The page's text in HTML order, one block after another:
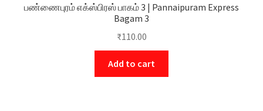
பண்ணைபுரம் எக்ஸ்பிரஸ் பாகம் 3 | Pannaipuram Express
Bagam 3
₹110.00
Add to cart